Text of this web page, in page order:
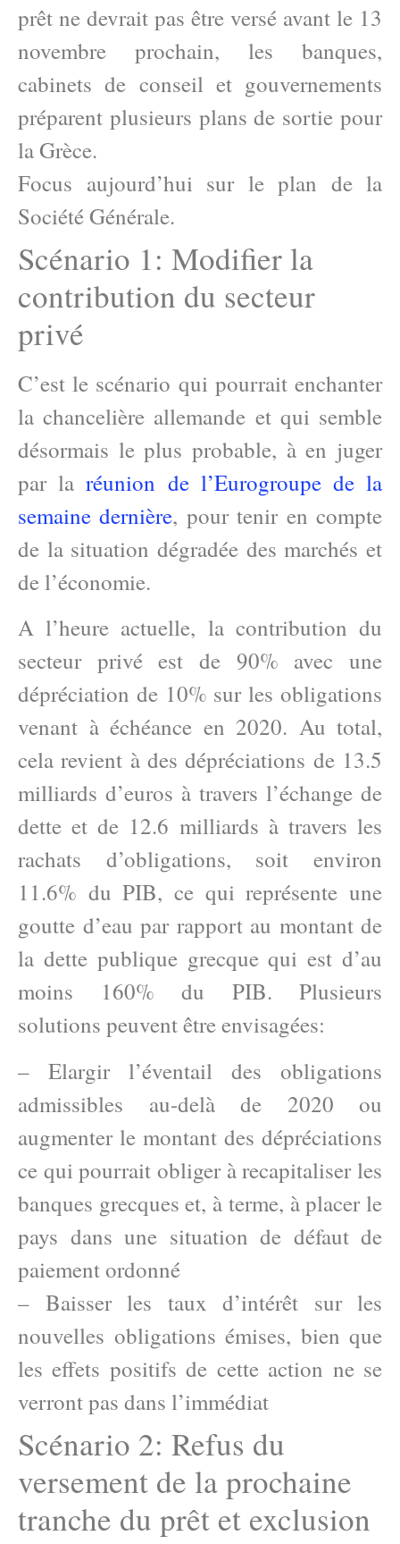
prêt ne devrait pas être versé avant le 13
novembre prochain, les banques,
cabinets de conseil et gouvernements
préparent plusieurs plans de sortie pour
la Grèce.
Focus aujourd’hui sur le plan de la
Société Générale.
Scénario 1: Modifier la
contribution du secteur
privé
C’est le scénario qui pourrait enchanter
la chancelière allemande et qui semble
désormais le plus probable, à en juger
par laréunion de l’Eurogroupe de la
semaine dernière, pour tenir en compte
de la situation dégradée des marchés et
de l’économie.
A l’heure actuelle, la contribution du
secteur privé est de 90% avec une
dépréciation de 10% sur les obligations
venant à échéance en 2020. Au total,
cela revient à des dépréciations de 13.5
milliards d’euros à travers l’échange de
dette et de 12.6 milliards à travers les
rachats d’obligations, soit environ
11.6% du PIB, ce qui représente une
goutte d’eau par rapport au montant de
la dette publique grecque qui est d’au
moins 160% du PIB. Plusieurs
solutions peuvent être envisagées:
– Elargir l’éventail des obligations
admissibles au-delà de 2020 ou
augmenter le montant des dépréciations
ce qui pourrait obliger à recapitaliser les
banques grecques et, à terme, à placer le
pays dans une situation de défaut de
paiement ordonné
– Baisser les taux d’intérêt sur les
nouvelles obligations émises, bien que
les effets positifs de cette action ne se
verront pas dans l’immédiat
Scénario 2: Refus du
versement de la prochaine
tranche du prêt et exclusion